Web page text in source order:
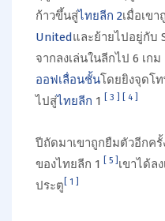
ก้าวขึ้นสู่ไทยลีก 2เมื่อเข
Unitedและย้ายไปอยู่กับ
จากลงเล่นในลีกไป 6 เกม
ออฟเลื่อนชั้นโดยยิงจุดโ
ไปสู่ไทยลีก 1 3 4
ปีถัดมาเขาถูกยืมตัวอีกครั้
ของไทยลีก 1
5 เขาได้ล
ประตู 1